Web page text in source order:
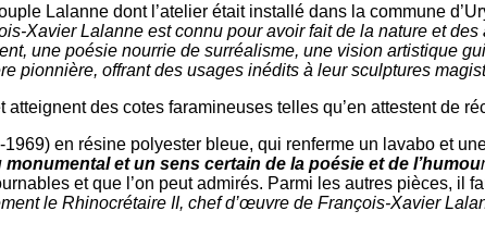
Lalanne dont l’atelier était installé dans la commune
Xavier Lalanne est connu pour avoir fait de la nature et
une poésie nourrie de surréalisme, une vision artistique
pionnière, offrant des usages inédits à leur sculptures
des cotes faramineuses telles qu’en attestent de
1969) en résine polyester bleue, qui renferme un lavabo et
monumental et un sens certain de la poésie et de l’humou
et que l’on peut admirés. Parmi les autres pièces, il
le Rhinocrétaire II, chef d’œuvre de François-Xavier